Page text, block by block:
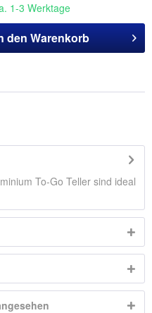
1-3 Werktage
den Warenkorb
To-Go Teller sind ideal